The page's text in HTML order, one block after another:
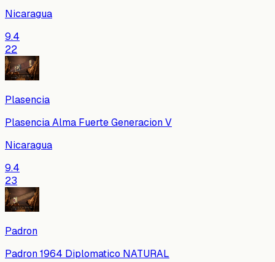
Nicaragua
9.4
22
Plasencia
Plasencia Alma Fuerte Generacion V
Nicaragua
9.4
23
Padron
Padron 1964 Diplomatico NATURAL